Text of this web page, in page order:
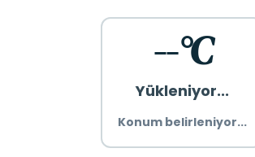
--°C
Yükleniyor...
Konum belirleniyor...